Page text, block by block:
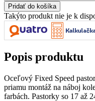
Takýto produkt nie je k
Popis produktu
Oceľový Fixed Speed
priamu montáž na náboj
farbách. Pastorky so 17 až